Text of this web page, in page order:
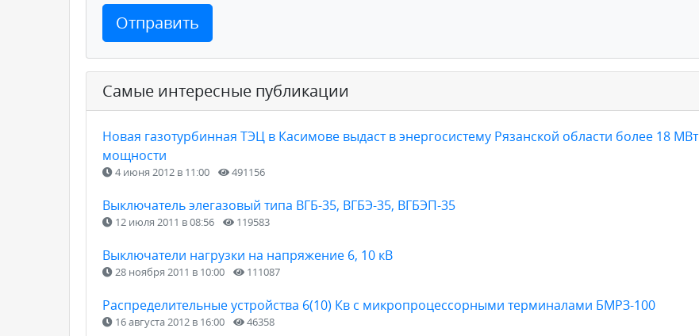
Отправить
Самые интересные публикации
Новая газотурбинная ТЭЦ в Касимове выдаст в энергосистему Рязанской области более 18 МВт
мощности
4 июня 2012 в 11:00 491156
Выключатель элегазовый типа ВГБ-35, ВГБЭ-35, ВГБЭП-35
12 июля 2011 в 08:56 119583
Выключатели нагрузки на напряжение 6, 10 кВ
28 ноября 2011 в 10:00 111087
Распределительные устройства 6(10) Кв с микропроцессорными терминалами БМРЗ-100
16 августа 2012 в 16:00 46358